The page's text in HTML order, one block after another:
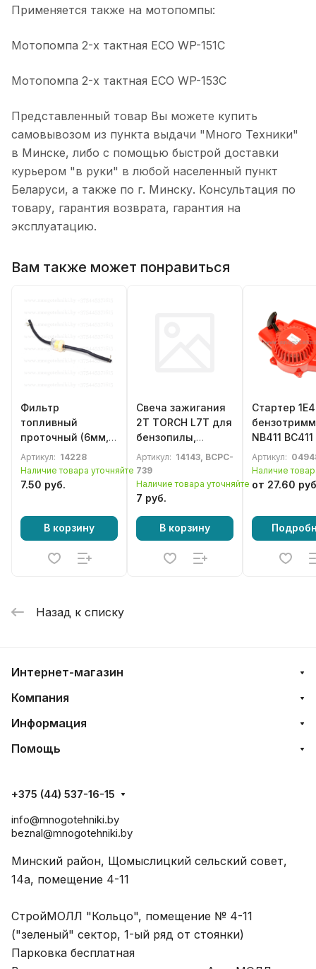
Применяется также на мотопомпы:
Мотопомпа 2-х тактная ECO WP-151C
Мотопомпа 2-х тактная ECO WP-153C
Представленный товар Вы можете купить
самовывозом из пункта выдачи "Много Техники"
в Минске, либо с помощью быстрой доставки
курьером "в руки" в любой населенный пункт
Беларуси, а также по г. Минску. Консультация по
товару, гарантия возврата, гарантия на
эксплуатацию.
Вам также может понравиться
Фильтр
топливный
проточный (6мм,
бумажный с
магнитом) в
комплекте со
Артикул: 14228
Наличие товара уточняйте
7.50 руб.
В корзину
Свеча зажигания
2Т TORCH L7T для
бензопилы,
бензотриммера,
газонокосилки
Артикул: 14143, BCPC-
739
Наличие товара уточняйте
7 руб.
В корзину
Стартер
NB411 BC411
CG411
Артикул:
Наличие
от 27.60
Назад к списку
Интернет-магазин
Компания
Информация
Помощь
+375 (44) 537-16-15
info@mnogotehniki.by
beznal@mnogotehniki.by
Минский район, Щомыслицкий сельский совет,
14а, помещение 4-11
СтройМОЛЛ "Кольцо", помещение № 4-11
("зеленый" сектор, 1-ый ряд от стоянки)
Парковка бесплатная